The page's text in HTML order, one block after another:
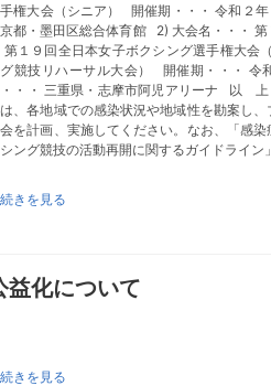
権大会（シニア） 開催期・・・ 令和２
都・墨田区総合体育館 2) 大会名・・・
第１９回全日本女子ボクシング選手権大会
競技リハーサル大会） 開催期・・・
・・ 三重県・志摩市阿児アリーナ 以
、各地域での感染状況や地域性を勘案し
を計画、実施してください。なお、「感
ング競技の活動再開に関するガイドライン
続きを見る
益化について
続きを見る